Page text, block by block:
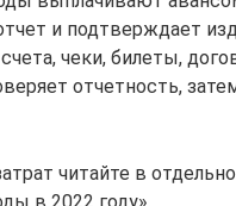
и подтверждает
чеки, билеты,
отчетность,
читайте в